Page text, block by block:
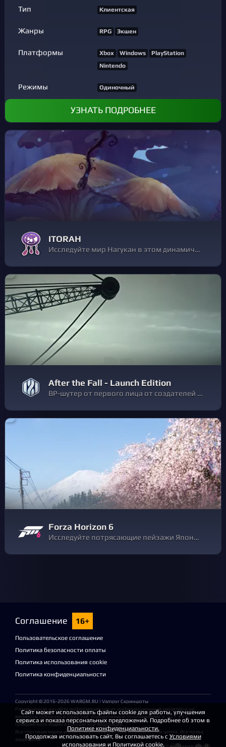
Тип Клиентская
Жанры RPG Экшен
Платформы Xbox Windows
PlayStation
Nintendo
Режимы Одиночный
УЗНАТЬ ПОДРОБНЕЕ
ITORAH
Исследуйте мир Нагукан в этом динамичном платформере в формате 2,5D Примерьте на себя роль Иторы, единственного человека, оставшегося в этом странном месте. Исследуйте, сражайтесь и выживайте, чтобы выяснить правду о своем прошлом и спасти Нагукан от величайшей угрозы: загадочной чумы!
After the Fall - Launch Edition
ВР-шутер от первого лица от создателей Arizona Sunshine®. Огромный враждебный мир и до 4 игроков в эпической битве за выживание.
Forza Horizon 6
Исследуйте потрясающие пейзажи Японии за рулем любой из более чем 550 реальных машин и станьте настоящей легендой фестиваля Horizon в самом масштабном гоночном приключении в открытом мире.
Соглашение 16+
Пользовательское соглашение
Политика безопасности оплаты
Политика использования cookie
Политика конфиденциальности
Copyright © 2016-2026 WARGM.RU | Vampyr Скриншоты
Размещенная на сайте информация носит информационный характер и не
является публичной офертой, определяемой положениями ч. 2 ст. 437
Гражданского кодекса Российской Федерации.
Все торговые марки и знаки не используются в коммерческих целях. Все права
защищены.
Сайт может использовать файлы cookie для работы, улучшения
сервиса и показа персональных предложений. Подробнее об этом в
Политике конфиденциальности.
Продолжая использовать сайт, Вы соглашаетесь с Условиями
использования и Политикой cookie.